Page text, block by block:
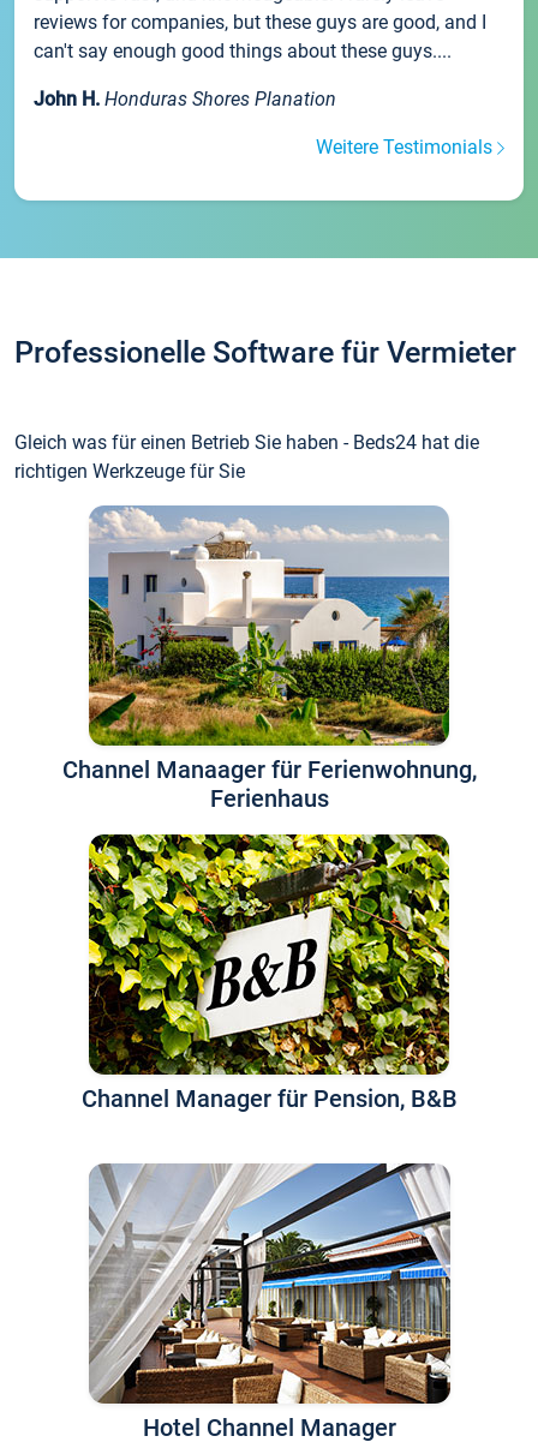
reviews for companies, but these guys are good, and I
can't say enough good things about these guys....
John H. Honduras Shores Planation
Weitere Testimonials
Professionelle Software für Vermieter
Gleich was für einen Betrieb Sie haben - Beds24 hat die
richtigen Werkzeuge für Sie
Channel Manaager für Ferienwohnung,
Ferienhaus
Channel Manager für Pension, B&B
Hotel Channel Manager